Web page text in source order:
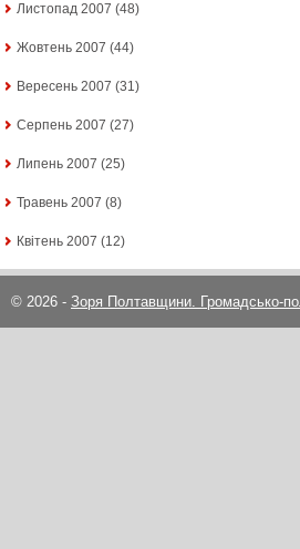
Листопад 2007 (48)
Жовтень 2007 (44)
Вересень 2007 (31)
Серпень 2007 (27)
Липень 2007 (25)
Травень 2007 (8)
Квітень 2007 (12)
© 2026 - Зоря Полтавщини. Громадсько-